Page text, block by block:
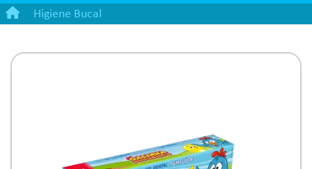
Higiene Bucal